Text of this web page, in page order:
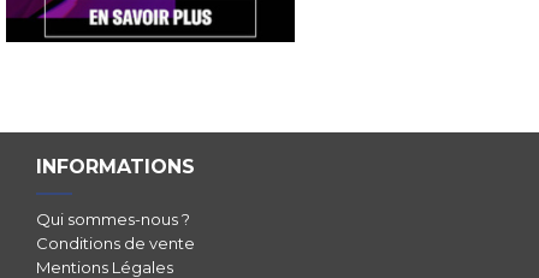
INFORMATIONS
Qui sommes-nous ?
Conditions de vente
Mentions Légales